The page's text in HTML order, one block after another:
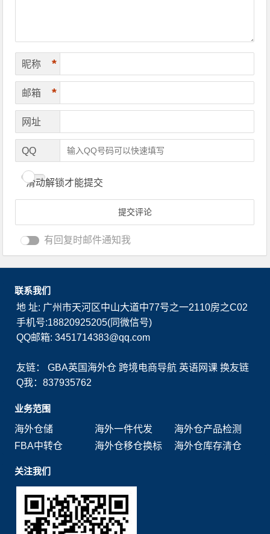
昵称 *
邮箱 *
网址
QQ
滑动解锁才能提交
有回复时邮件通知我
联系我们
地 址: 广州市天河区中山大道中77号之一2110房之C02
手机号:18820925205(同微信号)
QQ邮箱: 3451714383@qq.com
友链：GBA英国海外仓 跨境电商导航 英语网课 换友链
Q我：837935762
业务范围
海外仓储
海外一件代发
海外仓产品检测
FBA中转仓
海外仓移仓换标 海外仓库存清仓
关注我们